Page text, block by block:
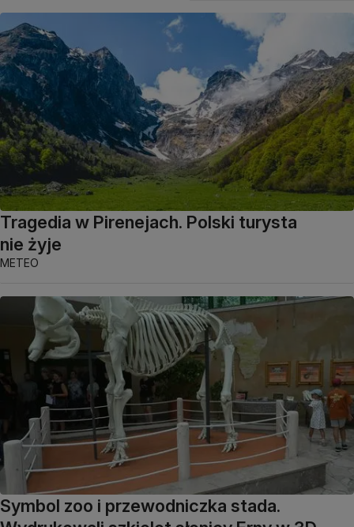
Tragedia w Pirenejach. Polski turysta
nie żyje
METEO
Symbol zoo i przewodniczka stada.